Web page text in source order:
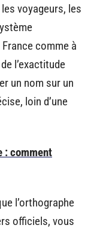
voyageurs, les
comme à
l’exactitude
un nom sur un
loin d’une
: comment
l’orthographe
officiels, vous